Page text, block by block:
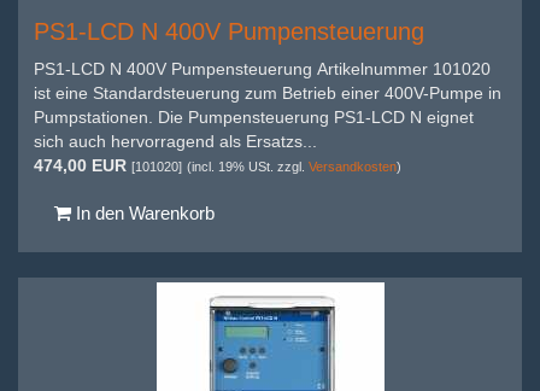
PS1-LCD N 400V Pumpensteuerung
PS1-LCD N 400V Pumpensteuerung Artikelnummer 101020
ist eine Standardsteuerung zum Betrieb einer 400V-Pumpe in
Pumpstationen. Die Pumpensteuerung PS1-LCD N eignet
sich auch hervorragend als Ersatzs...
474,00 EUR [101020] (incl. 19% USt. zzgl. Versandkosten)
In den Warenkorb